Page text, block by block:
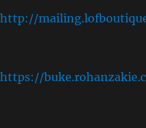
http://
https://